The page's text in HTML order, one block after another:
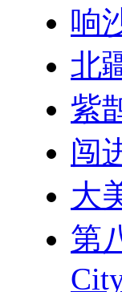
响
北
紫
闯
大
第